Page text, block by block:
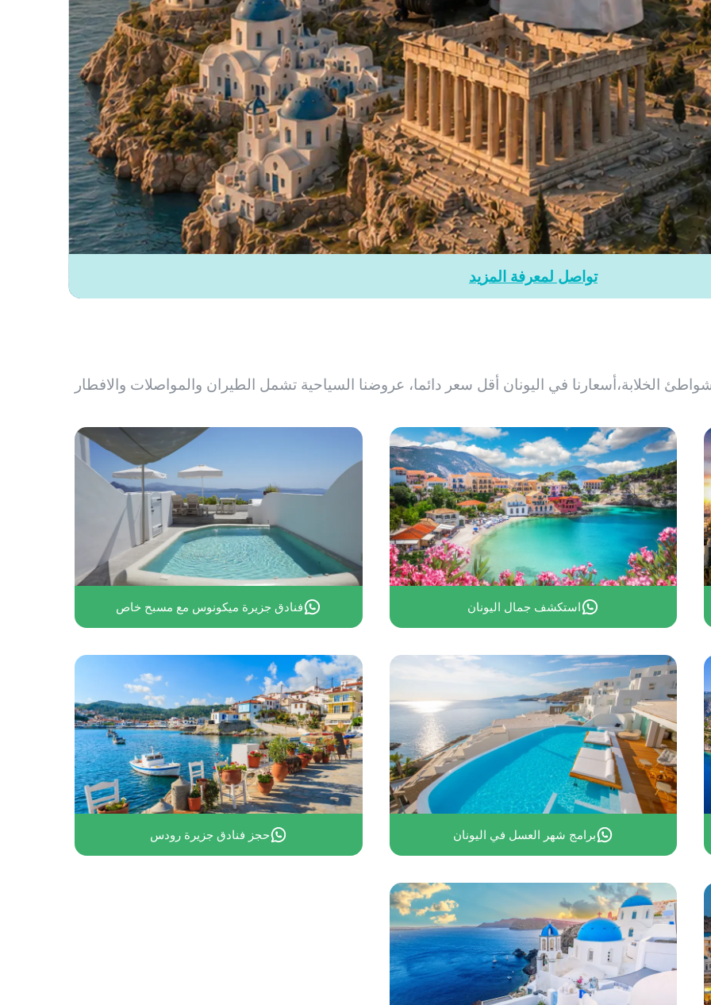
تواصل لمعرفة المزيد
في اليونان أقل سعر دائما، عروضنا السياحية تشمل الطيران والمواصلات والافطار
استكشف جمال اليونان فنادق جزيرة ميكونوس مع مسبح خاص
برامج شهر العسل في اليونان